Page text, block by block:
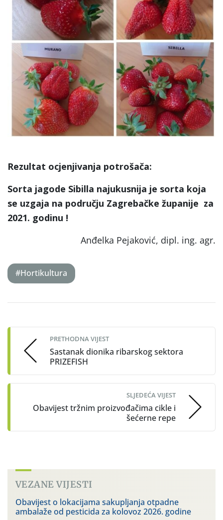
Rezultat ocjenjivanja potrošača:
Sorta jagode Sibilla najukusnija je sorta koja
se uzgaja na području Zagrebačke županije za
2021. godinu !
Anđelka Pejaković, dipl. ing. agr.
#Hortikultura
navigation
PRETHODNA VIJEST
Sastanak dionika ribarskog sektora
PRIZEFISH
SLJEDEĆA VIJEST
Obavijest tržnim proizvođačima cikle i
šećerne repe
VEZANE VIJESTI
Obavijest o lokacijama sakupljanja otpadne
ambalaže od pesticida za kolovoz 2026. godine